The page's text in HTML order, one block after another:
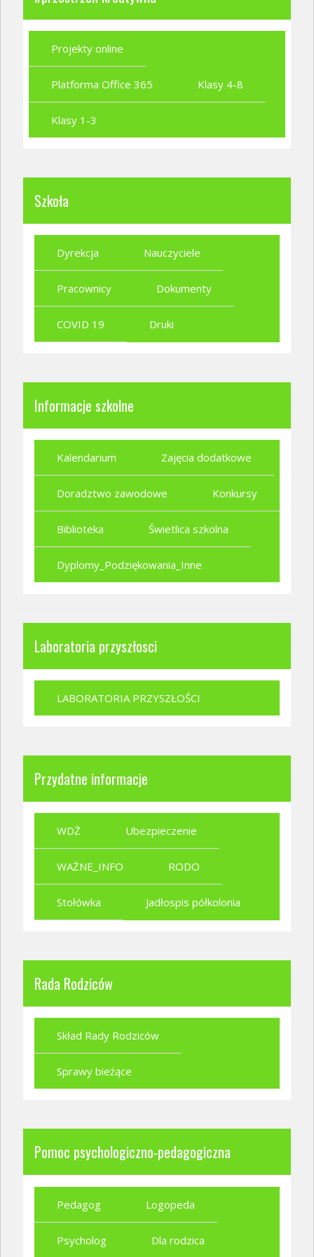
Projekty online
Platforma Office 365 Klasy 4-8
Klasy 1-3
Szkoła
Dyrekcja Nauczyciele
Pracownicy Dokumenty
COVID 19 Druki
Informacje szkolne
Kalendarium Zajęcia dodatkowe
Doradztwo zawodowe Konkursy
Biblioteka Świetlica szkolna
Dyplomy_Podziękowania_Inne
Laboratoria przyszłosci
LABORATORIA PRZYSZŁOŚCI
Przydatne informacje
WDŻ Ubezpieczenie
WAŻNE_INFO RODO
Stołówka Jadłospis półkolonia
Rada Rodziców
Skład Rady Rodziców
Sprawy bieżące
Pomoc psychologiczno-pedagogiczna
Pedagog Logopeda
Psycholog Dla rodzica